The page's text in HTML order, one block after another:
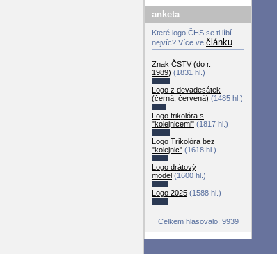
anketa
Které logo ČHS se ti líbí
nejvíc? Více ve článku
Znak ČSTV (do r.
1989) (1831 hl.)
Logo z devadesátek
(černá, červená) (1485 hl.)
Logo trikolóra s
"kolejnicemi" (1817 hl.)
Logo Trikolóra bez
"kolejnic" (1618 hl.)
Logo drátový
model (1600 hl.)
Logo 2025 (1588 hl.)
Celkem hlasovalo: 9939